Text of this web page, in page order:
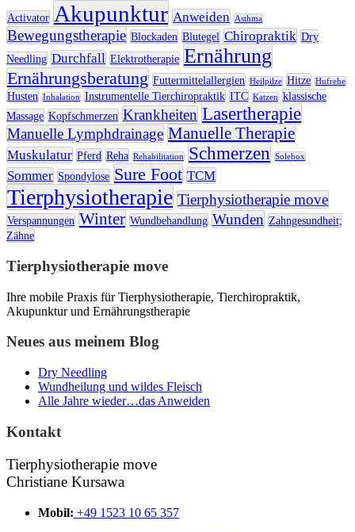
Activator Akupunktur Anweiden Asthma
Bewegungstherapie Blockaden Blutegel Chiropraktik Dry
Needling Durchfall Elektrotherapie Ernährung
Ernährungsberatung Futtermittelallergien Heilpilze Hitze Hufrehe
Husten Inhalation Instrumentelle Tierchiropraktik ITC Katzen klassische
Massage Kopfschmerzen Krankheiten Lasertherapie
Manuelle Lymphdrainage Manuelle Therapie
Muskulatur Pferd Reha Rehabilitation Schmerzen Solebox
Sommer Spondylose Sure Foot TCM
Tierphysiotherapie Tierphysiotherapie move
Verspannungen Winter Wundbehandlung Wunden Zahngesundheit;
Zähne
Tierphysiotherapie move
Ihre mobile Praxis für Tierphysiotherapie, Tierchiropraktik,
Akupunktur und Ernährungstherapie
Neues aus meinem Blog
Dry Needling
Wundheilung und wildes Fleisch
Alle Jahre wieder…das Anweiden
Kontakt
Tierphysiotherapie move
Christiane Kursawa
Mobil: +49 1523 10 65 357